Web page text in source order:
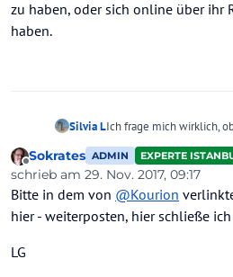
zu haben, oder sich online über ihr
haben.
Silvia LIch frage mich wirklich,
Urlaub buchen ohne
Reiseführer geschaut zu
Reiseziel informiert zu
Offline
Sokrates ADMIN EXPERTE
schrieb am 29. Nov. 2017, 09:17
zuletzt editiert von
Bitte in dem von @Kourion
hier- weiterposten, hier schließe ich
LG